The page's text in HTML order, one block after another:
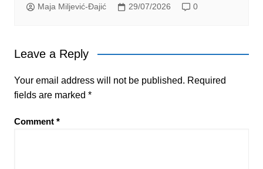
Maja Miljević-Đajić 29/07/2026 0
Leave a Reply
Your email address will not be published. Required
fields are marked *
Comment *